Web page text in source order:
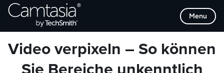
Direkt
zum
Menu
Browse Categories
Video verpixeln – So können